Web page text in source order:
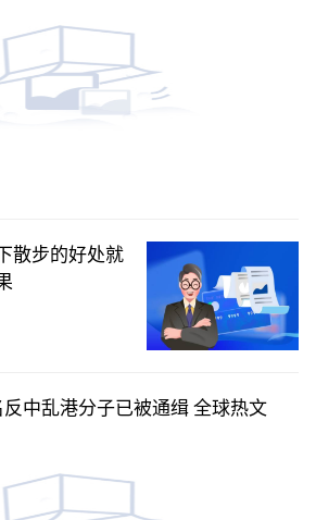
散步的好处就
中乱港分子已被通缉 全球热文